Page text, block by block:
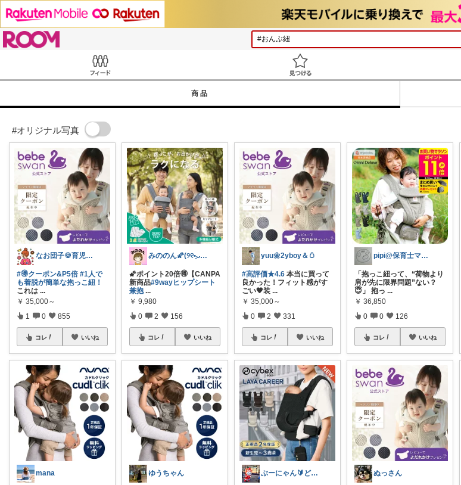
商品
#オリジナル写真
なお団子🍪育児・暮らしの便利グッズ
#🉐クーポン&P5倍 #1人で
も着脱が簡単な抱っこ紐！
これは ...
￥ 35,000～
1 0 855
コレ いいね
mana
みののん🌠(୨୧•͈ᴗ•͈)感謝♡
🌠ポイント20倍🉐【CANPA
新商品#9wayヒップシート
兼抱 ...
￥ 9,980
0 2 156
コレ いいね
ゆうちゃん
yuu🌼2yboy＆🥚
#高評価★4.6 本当に買って
良かった！フィット感がす
ごい🧡装 ...
￥ 35,000～
0 2 331
コレ いいね
ぶーにゃん🔰どうしたら売れるかな😭
pipi@保育士ママの趣味部屋
「抱っこ紐って、“荷物より
肩が先に限界問題”ない？
😇」 抱っ ...
￥ 36,850
0 0 126
コレ いいね
ぬっさん